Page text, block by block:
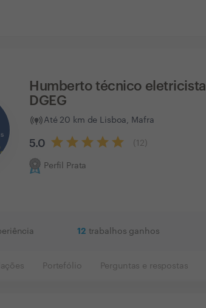
Humberto técnico eletricista
DGEG
Até 20 km de Lisboa, Mafra
5.0 ( 12
Perfil Prata
12 trabalhos ganhos
Portefólio Perguntas e respostas